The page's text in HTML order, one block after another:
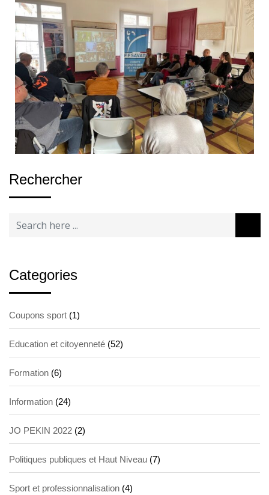
Rechercher
Categories
Coupons sport (1)
Education et citoyenneté (52)
Formation (6)
Information (24)
JO PEKIN 2022 (2)
Politiques publiques et Haut Niveau (7)
Sport et professionnalisation (4)